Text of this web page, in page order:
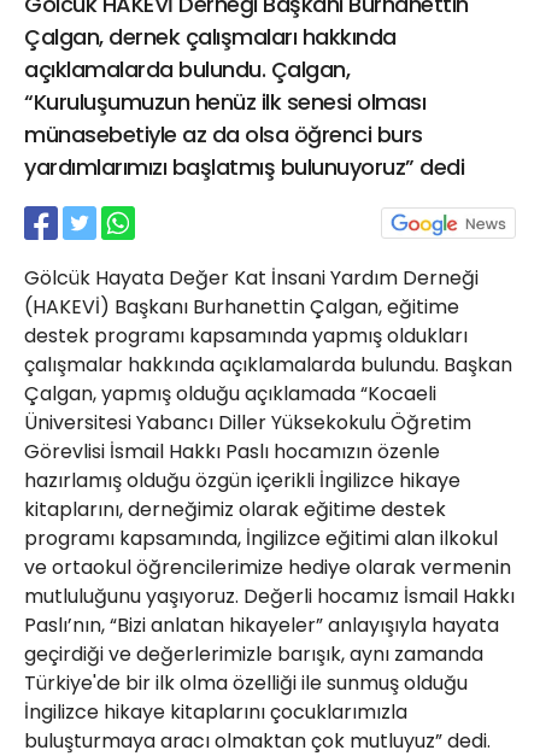
Çalgan, dernek çalışmaları hakkında
açıklamalarda bulundu. Çalgan,
“Kuruluşumuzun henüz ilk senesi olması
münasebetiyle az da olsa öğrenci burs
yardımlarımızı başlatmış bulunuyoruz” dedi
Gölcük Hayata Değer Kat İnsani Yardım Derneği
(HAKEVİ) Başkanı Burhanettin Çalgan, eğitime
destek programı kapsamında yapmış oldukları
çalışmalar hakkında açıklamalarda bulundu. Başkan
Çalgan, yapmış olduğu açıklamada “Kocaeli
Üniversitesi Yabancı Diller Yüksekokulu Öğretim
Görevlisi İsmail Hakkı Paslı hocamızın özenle
hazırlamış olduğu özgün içerikli İngilizce hikaye
kitaplarını, derneğimiz olarak eğitime destek
programı kapsamında, İngilizce eğitimi alan ilkokul
ve ortaokul öğrencilerimize hediye olarak vermenin
mutluluğunu yaşıyoruz. Değerli hocamız İsmail Hakkı
Paslı’nın, “Bizi anlatan hikayeler” anlayışıyla hayata
geçirdiği ve değerlerimizle barışık, aynı zamanda
Türkiye'de bir ilk olma özelliği ile sunmuş olduğu
İngilizce hikaye kitaplarını çocuklarımızla
buluşturmaya aracı olmaktan çok mutluyuz” dedi.
21 Gölcük
02624132333
haber@golcukpostasi.com